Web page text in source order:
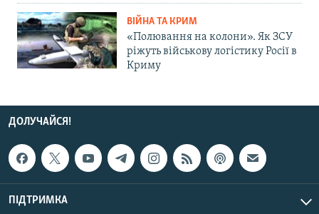
ВІЙНА ТА КРИМ
«Полювання на колони». Як ЗСУ
ріжуть військову логістику Росії в
Криму
ДОЛУЧАЙСЯ!
ПІДТРИМКА